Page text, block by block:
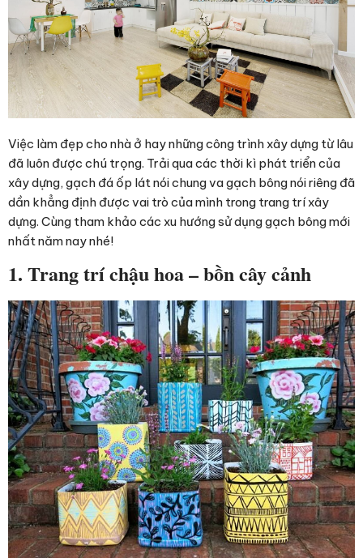
Việc làm đẹp cho nhà ở hay những công trình xây dựng từ lâu
đã luôn được chú trọng. Trải qua các thời kì phát triển của
xây dựng, gạch đá ốp lát nói chung va gạch bông nói riêng đã
dần khẳng định được vai trò của mình trong trang trí xây
dựng. Cùng tham khảo các xu hướng sử dụng gạch bông mới
nhất năm nay nhé!
1. Trang trí chậu hoa – bồn cây cảnh